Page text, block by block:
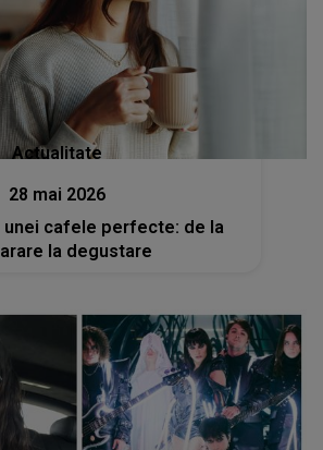
Actualitate
28 mai 2026
unei cafele perfecte: de la
la degustare